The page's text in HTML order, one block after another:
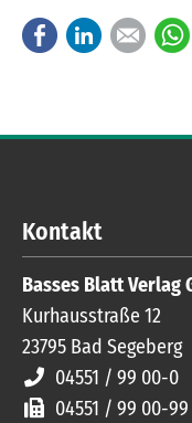
FacebookLinkedInE-mail
Kontakt
Basses Blatt Verlag
Kurhausstraße 12
23795 Bad Segeberg
04551 / 99 00-0
04551 / 99 00-99